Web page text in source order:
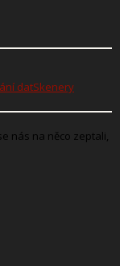
datSkenery
nás na něco zeptali,